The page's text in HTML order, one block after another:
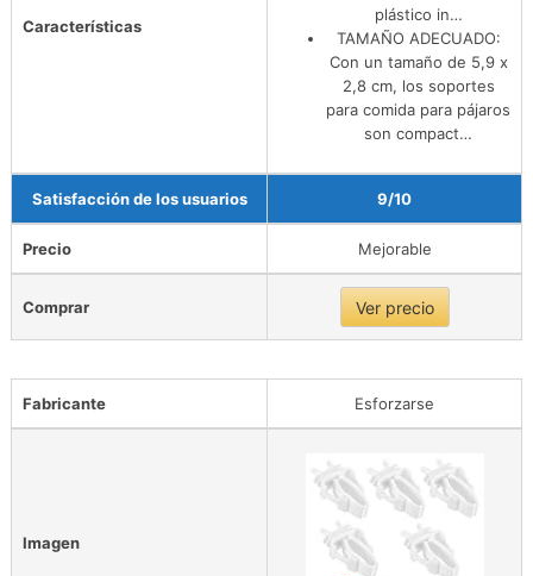
Características
plástico in…
TAMAÑO ADECUADO:
Con un tamaño de 5,9 x
2,8 cm, los soportes
para comida para pájaros
son compact…
Satisfacción de los usuarios 9/10
Precio Mejorable
Comprar Ver precio
Fabricante Esforzarse
Imagen